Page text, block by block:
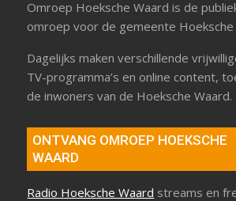
Omroep Hoeksche Waard is de
omroep voor de gemeente Hoeksche
Dagelijks maken verschillende
TV-programma’s en online content,
de inwoners van de Hoeksche Waard.
ONTVANG OMROEP HOEKSCHE
WAARD
Radio Hoeksche Waard streams en